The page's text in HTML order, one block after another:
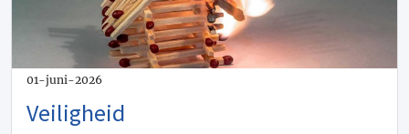
01-juni-2026
Veiligheid